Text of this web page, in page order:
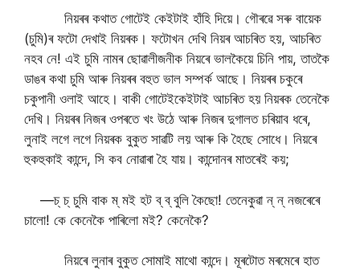
নিয়ৰৰ কথাত গোটেই কেইটাই হাঁহি দিয়ে। গৌৰৱে সৰু বায়েক
(চুমি)ৰ ফটো দেখাই নিয়ৰক। ফটোখন দেখি নিয়ৰ আচৰিত হয়, আচৰিত
নহব নে! এই চুমি নামৰ ছোৱালীজনীক নিয়ৰে ভালকৈয়ে চিনি পায়, তাতকৈ
ডাঙৰ কথা চুমি আৰু নিয়ৰৰ বহুত ভাল সম্পৰ্ক আছে। নিয়ৰৰ চকুৰে
চকুপানী ওলাই আহে। বাকী গোটেইকেইটাই আচৰিত হয় নিয়ৰক তেনেকৈ
দেখি। নিয়ৰৰ নিজৰ ওপৰতে খং উঠে আৰু নিজৰ দুগালত চৰিয়াব ধৰে,
লুনাই লগে লগে নিয়ৰক বুকুত সাৱটি লয় আৰু কি হৈছে সোধে। নিয়ৰে
হুকহুকাই কান্দে, সি কব নোৱাৰা হৈ যায়। কান্দোনৰ মাতৰেই কয়;
—চ্ চ্ চুমি বাক ম্ মই হট ব্ ব্ বুলি কৈছো! তেনেকুৱা ন্ ন্ নজৰেৰে
চালো! কে কেনেকৈ পাৰিলো মই? কেনেকৈ?
নিয়ৰে লুনাৰ বুকুত সোমাই মাথো কান্দে। মূৰটোত মৰমেৰে হাত